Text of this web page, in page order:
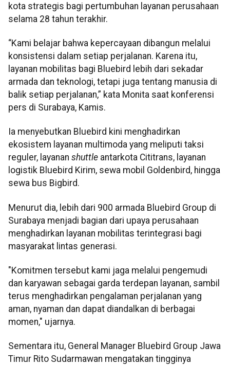
kota strategis bagi pertumbuhan layanan perusahaan
selama 28 tahun terakhir.
“Kami belajar bahwa kepercayaan dibangun melalui
konsistensi dalam setiap perjalanan. Karena itu,
layanan mobilitas bagi Bluebird lebih dari sekadar
armada dan teknologi, tetapi juga tentang manusia di
balik setiap perjalanan,” kata Monita saat konferensi
pers di Surabaya, Kamis.
Ia menyebutkan Bluebird kini menghadirkan
ekosistem layanan multimoda yang meliputi taksi
reguler, layanan shuttle antarkota Cititrans, layanan
logistik Bluebird Kirim, sewa mobil Goldenbird, hingga
sewa bus Bigbird.
Menurut dia, lebih dari 900 armada Bluebird Group di
Surabaya menjadi bagian dari upaya perusahaan
menghadirkan layanan mobilitas terintegrasi bagi
masyarakat lintas generasi.
"Komitmen tersebut kami jaga melalui pengemudi
dan karyawan sebagai garda terdepan layanan, sambil
terus menghadirkan pengalaman perjalanan yang
aman, nyaman dan dapat diandalkan di berbagai
momen," ujarnya.
Sementara itu, General Manager Bluebird Group Jawa
Timur Rito Sudarmawan mengatakan tingginya